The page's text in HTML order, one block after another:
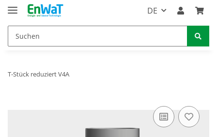
DE
T-Stück reduziert V4A